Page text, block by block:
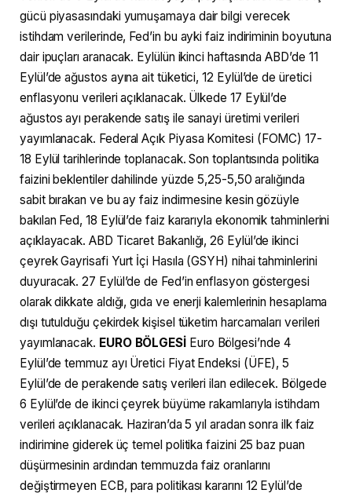
gücü piyasasındaki yumuşamaya dair bilgi verecek
istihdam verilerinde, Fed’in bu ayki faiz indiriminin boyutuna
dair ipuçları aranacak. Eylülün ikinci haftasında ABD’de 11
Eylül’de ağustos ayına ait tüketici, 12 Eylül’de de üretici
enflasyonu verileri açıklanacak. Ülkede 17 Eylül’de
ağustos ayı perakende satış ile sanayi üretimi verileri
yayımlanacak. Federal Açık Piyasa Komitesi (FOMC) 17-
18 Eylül tarihlerinde toplanacak. Son toplantısında politika
faizini beklentiler dahilinde yüzde 5,25-5,50 aralığında
sabit bırakan ve bu ay faiz indirmesine kesin gözüyle
bakılan Fed, 18 Eylül’de faiz kararıyla ekonomik tahminlerini
açıklayacak. ABD Ticaret Bakanlığı, 26 Eylül’de ikinci
çeyrek Gayrisafi Yurt İçi Hasıla (GSYH) nihai tahminlerini
duyuracak. 27 Eylül’de de Fed’in enflasyon göstergesi
olarak dikkate aldığı, gıda ve enerji kalemlerinin hesaplama
dışı tutulduğu çekirdek kişisel tüketim harcamaları verileri
yayımlanacak. EURO BÖLGESİ Euro Bölgesi’nde 4
Eylül’de temmuz ayı Üretici Fiyat Endeksi (ÜFE), 5
Eylül’de de perakende satış verileri ilan edilecek. Bölgede
6 Eylül’de de ikinci çeyrek büyüme rakamlarıyla istihdam
verileri açıklanacak. Haziran’da 5 yıl aradan sonra ilk faiz
indirimine giderek üç temel politika faizini 25 baz puan
düşürmesinin ardından temmuzda faiz oranlarını
değiştirmeyen ECB, para politikası kararını 12 Eylül’de